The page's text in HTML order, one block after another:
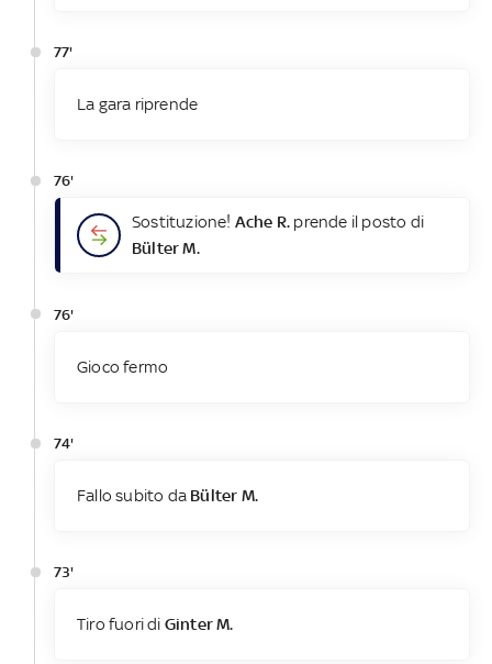
77'
La gara riprende
76'
Sostituzione! Ache R. prende il posto di
Bülter M.
76'
Gioco fermo
74'
Fallo subito da Bülter M.
73'
Tiro fuori di Ginter M.